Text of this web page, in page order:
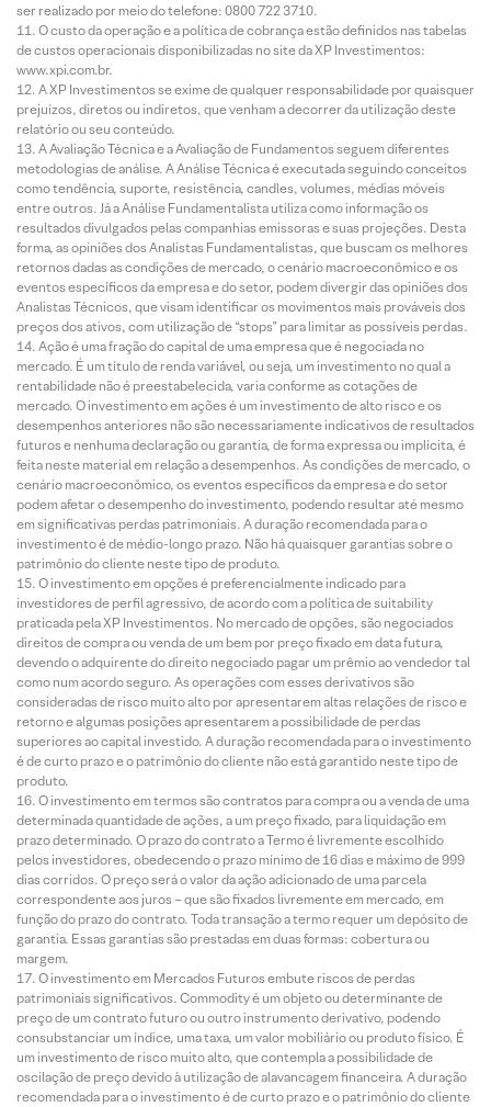
ser realizado por meio do telefone: 0800 722 3710.
O custo da operação e a política de cobrança estão definidos nas tabelas
de custos operacionais disponibilizadas no site da XP Investimentos:
www.xpi.com.br.
A XP Investimentos se exime de qualquer responsabilidade por quaisquer
prejuízos, diretos ou indiretos, que venham a decorrer da utilização deste
relatório ou seu conteúdo.
A Avaliação Técnica e a Avaliação de Fundamentos seguem diferentes
metodologias de análise. A Análise Técnica é executada seguindo conceitos
como tendência, suporte, resistência, candles, volumes, médias móveis
entre outros. Já a Análise Fundamentalista utiliza como informação os
resultados divulgados pelas companhias emissoras e suas projeções. Desta
forma, as opiniões dos Analistas Fundamentalistas, que buscam os melhores
retornos dadas as condições de mercado, o cenário macroeconômico e os
eventos específicos da empresa e do setor, podem divergir das opiniões dos
Analistas Técnicos, que visam identificar os movimentos mais prováveis dos
preços dos ativos, com utilização de “stops” para limitar as possíveis perdas.
Ação é uma fração do capital de uma empresa que é negociada no
mercado. É um título de renda variável, ou seja, um investimento no qual a
rentabilidade não é preestabelecida, varia conforme as cotações de
mercado. O investimento em ações é um investimento de alto risco e os
desempenhos anteriores não são necessariamente indicativos de resultados
futuros e nenhuma declaração ou garantia, de forma expressa ou implícita, é
feita neste material em relação a desempenhos. As condições de mercado, o
cenário macroeconômico, os eventos específicos da empresa e do setor
podem afetar o desempenho do investimento, podendo resultar até mesmo
em significativas perdas patrimoniais. A duração recomendada para o
investimento é de médio-longo prazo. Não há quaisquer garantias sobre o
patrimônio do cliente neste tipo de produto.
O investimento em opções é preferencialmente indicado para
investidores de perfil agressivo, de acordo com a política de suitability
praticada pela XP Investimentos. No mercado de opções, são negociados
direitos de compra ou venda de um bem por preço fixado em data futura,
devendo o adquirente do direito negociado pagar um prêmio ao vendedor tal
como num acordo seguro. As operações com esses derivativos são
consideradas de risco muito alto por apresentarem altas relações de risco e
retorno e algumas posições apresentarem a possibilidade de perdas
superiores ao capital investido. A duração recomendada para o investimento
é de curto prazo e o patrimônio do cliente não está garantido neste tipo de
produto.
O investimento em termos são contratos para compra ou a venda de uma
determinada quantidade de ações, a um preço fixado, para liquidação em
prazo determinado. O prazo do contrato a Termo é livremente escolhido
pelos investidores, obedecendo o prazo mínimo de 16 dias e máximo de 999
dias corridos. O preço será o valor da ação adicionado de uma parcela
correspondente aos juros – que são fixados livremente em mercado, em
função do prazo do contrato. Toda transação a termo requer um depósito de
garantia. Essas garantias são prestadas em duas formas: cobertura ou
margem.
O investimento em Mercados Futuros embute riscos de perdas
patrimoniais significativos. Commodity é um objeto ou determinante de
preço de um contrato futuro ou outro instrumento derivativo, podendo
consubstanciar um índice, uma taxa, um valor mobiliário ou produto físico. É
um investimento de risco muito alto, que contempla a possibilidade de
oscilação de preço devido à utilização de alavancagem financeira. A duração
recomendada para o investimento é de curto prazo e o patrimônio do cliente